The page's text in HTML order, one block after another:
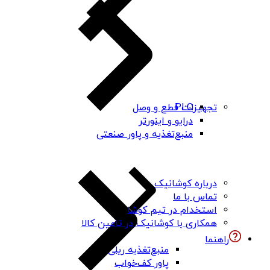
PLC
درایو و اینورتر
منبع‌تغذیه و پاور صنعتی
منبع‌تغذیه ریلی
پاور کف‌خواب
تجهیزات قطع و وصل
درباره کوشانیک
تماس با ما
استخدام در تیم کوشا
همکاری با کوشانیک در تامین کالا
راهنما